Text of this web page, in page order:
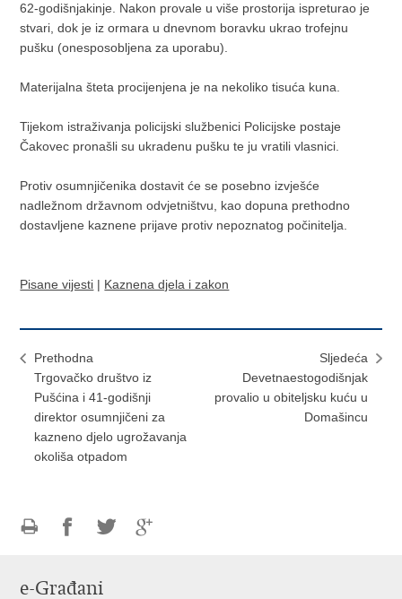
62-godišnjakinje. Nakon provale u više prostorija ispreturao je
stvari, dok je iz ormara u dnevnom boravku ukrao trofejnu
pušku (onesposobljena za uporabu).
Materijalna šteta procijenjena je na nekoliko tisuća kuna.
Tijekom istraživanja policijski službenici Policijske postaje
Čakovec pronašli su ukradenu pušku te ju vratili vlasnici.
Protiv osumnjičenika dostavit će se posebno izvješće
nadležnom državnom odvjetništvu, kao dopuna prethodno
dostavljene kaznene prijave protiv nepoznatog počinitelja.
Pisane vijesti | Kaznena djela i zakon
Prethodna
Trgovačko društvo iz
Pušćina i 41-godišnji
direktor osumnjičeni za
kazneno djelo ugrožavanja
okoliša otpadom
Sljedeća
Devetnaestogodišnjak
provalio u obiteljsku kuću u
Domašincu
FacebookuTwitteru
e-Građani